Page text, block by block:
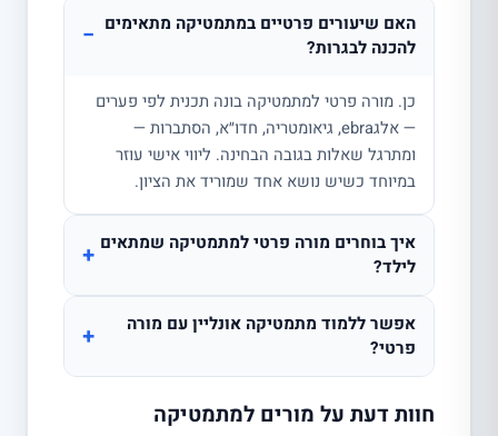
האם שיעורים פרטיים במתמטיקה מתאימים
להכנה לבגרות?
−
כן. מורה פרטי למתמטיקה בונה תכנית לפי פערים
— אלגebra, גיאומטריה, חדו״א, הסתברות —
ומתרגל שאלות בגובה הבחינה. ליווי אישי עוזר
במיוחד כשיש נושא אחד שמוריד את הציון.
איך בוחרים מורה פרטי למתמטיקה שמתאים
לילד?
+
אפשר ללמוד מתמטיקה אונליין עם מורה
פרטי?
+
חוות דעת על מורים למתמטיקה